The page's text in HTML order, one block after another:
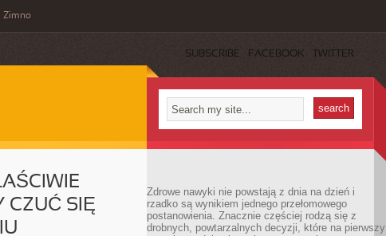
Zimno
SUBSCRIBE FACEBOOK TWITTER
CZUĆ SIĘ
Zdrowe nawyki nie powstają z dnia na dzień i
rzadko są wynikiem jednego przełomowego
postanowienia. Znacznie częściej rodzą się z
drobnych, powtarzalnych decyzji, które na pierwszy